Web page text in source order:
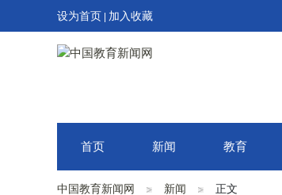
设为首页 加入收藏
首页 新闻 教育
中国教育新闻网 新闻 正文